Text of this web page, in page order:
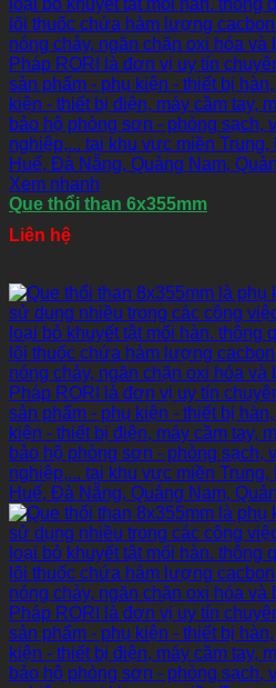
Xem nhanh
Que thổi than 6x355mm
Liên hệ